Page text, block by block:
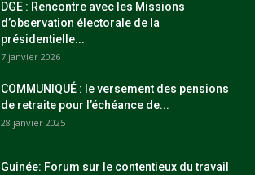
DGE : Rencontre avec les Missions
d’observation électorale de la
présidentielle...
7 janvier 2026
COMMUNIQUÉ : le versement des pensions
de retraite pour l’échéance de...
28 janvier 2025
Guinée: Forum sur le contentieux du travail